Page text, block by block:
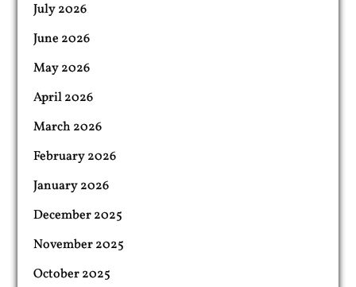
July 2026
June 2026
May 2026
April 2026
March 2026
February 2026
January 2026
December 2025
November 2025
October 2025